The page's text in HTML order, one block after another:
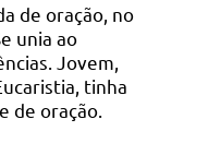
de oração, no
unia ao
Jovem,
tinha
de oração.